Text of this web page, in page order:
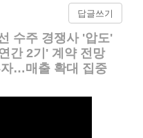
답글쓰기
수주 경쟁사 '압도'
간 2기' 계약 전망
…매출 확대 집중